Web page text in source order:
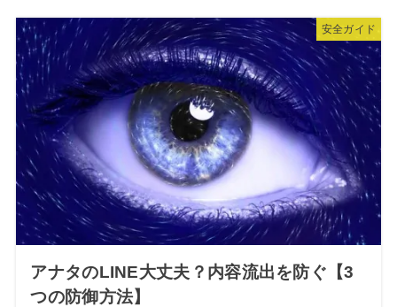
安全ガイド
アナタのLINE大丈夫？内容流出を防ぐ【3
つの防御方法】